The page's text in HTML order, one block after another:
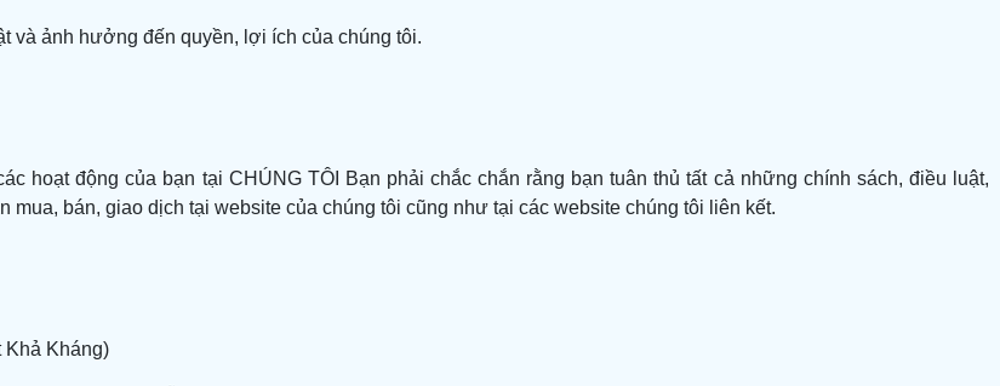
và ảnh hưởng đến quyền, lợi ích của chúng tôi.
hoạt động của bạn tại CHÚNG TÔI Bạn phải chắc chắn rằng bạn tuân thủ tất cả những chính sách, điều luật,
bán, giao dịch tại website của chúng tôi cũng như tại các website chúng tôi liên kết.
Khả Kháng)